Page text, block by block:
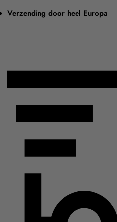
Verzending door heel Europa